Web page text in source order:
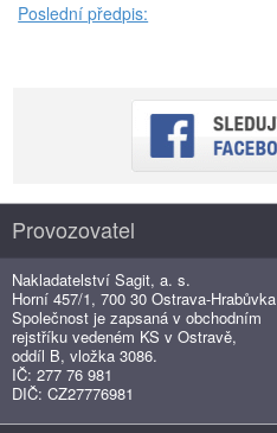
Poslední předpis:
Provozovatel
Nakladatelství Sagit, a. s.
Horní 457/1, 700 30 Ostrava-Hrabůvka
Společnost je zapsaná v obchodním
rejstříku vedeném KS v Ostravě,
oddíl B, vložka 3086.
IČ: 277 76 981
DIČ: CZ27776981